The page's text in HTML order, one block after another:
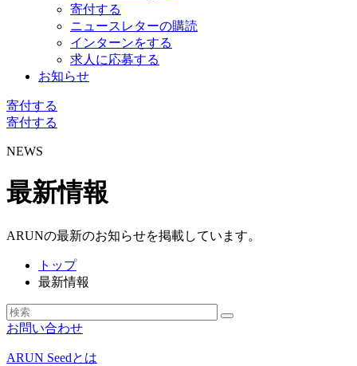
寄付する
ニュースレターの購読
インターンをする
求人に応募する
お知らせ
寄付する
寄付する
NEWS
最新情報
ARUNの最新のお知らせを掲載しています。
トップ
最新情報
お問い合わせ
ARUN Seedとは